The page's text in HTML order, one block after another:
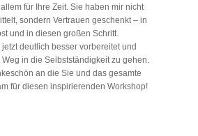
für Ihre Zeit. Sie haben mir nicht
sondern Vertrauen geschenkt – in
und in diesen großen Schritt.
jetzt deutlich besser vorbereitet und
in die Selbstständigkeit zu gehen.
an die Sie und das gesamte
für diesen inspirierenden Workshop!